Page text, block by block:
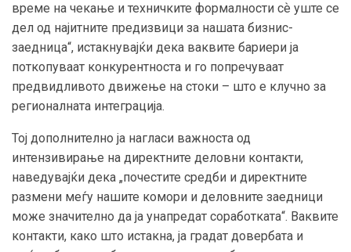
време на чекање и техничките формалности сѐ уште се
дел од најитните предизвици за нашата бизнис-
заедница“, истакнувајќи дека ваквите бариери ја
поткопуваат конкурентноста и го попречуваат
предвидливото движење на стоки – што е клучно за
регионалната интеграција.
Тој дополнително ја нагласи важноста од
интензивирање на директните деловни контакти,
наведувајќи дека „почестите средби и директните
размени меѓу нашите комори и деловните заедници
може значително да ја унапредат соработката“. Ваквите
контакти, како што истакна, ја градат довербата и